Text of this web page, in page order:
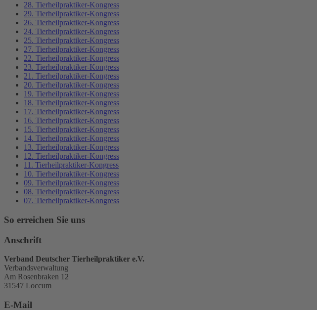
28. Tierheilpraktiker-Kongress
29. Tierheilpraktiker-Kongress
26. Tierheilpraktiker-Kongress
24. Tierheilpraktiker-Kongress
25. Tierheilpraktiker-Kongress
27. Tierheilpraktiker-Kongress
22. Tierheilpraktiker-Kongress
23. Tierheilpraktiker-Kongress
21. Tierheilpraktiker-Kongress
20. Tierheilpraktiker-Kongress
19. Tierheilpraktiker-Kongress
18. Tierheilpraktiker-Kongress
17. Tierheilpraktiker-Kongress
16. Tierheilpraktiker-Kongress
15. Tierheilpraktiker-Kongress
14. Tierheilpraktiker-Kongress
13. Tierheilpraktiker-Kongress
12. Tierheilpraktiker-Kongress
11. Tierheilpraktiker-Kongress
10. Tierheilpraktiker-Kongress
09. Tierheilpraktiker-Kongress
08. Tierheilpraktiker-Kongress
07. Tierheilpraktiker-Kongress
So erreichen Sie uns
Anschrift
Verband Deutscher Tierheilpraktiker e.V.
Verbandsverwaltung
Am Rosenbraken 12
31547 Loccum
E-Mail